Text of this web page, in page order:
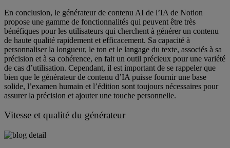
En conclusion, le générateur de contenu AI de l’IA de Notion
propose une gamme de fonctionnalités qui peuvent être très
bénéfiques pour les utilisateurs qui cherchent à générer un contenu
de haute qualité rapidement et efficacement. Sa capacité à
personnaliser la longueur, le ton et le langage du texte, associés à sa
précision et à sa cohérence, en fait un outil précieux pour une variété
de cas d’utilisation. Cependant, il est important de se rappeler que
bien que le générateur de contenu d’IA puisse fournir une base
solide, l’examen humain et l’édition sont toujours nécessaires pour
assurer la précision et ajouter une touche personnelle.
Vitesse et qualité du générateur